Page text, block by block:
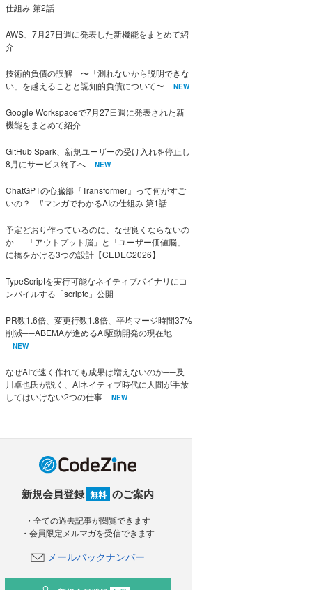
仕組み 第2話
AWS、7月27日週に発表した新機能をまとめて紹
介
技術的負債の誤解 〜「測れないから説明できな
い」を越えることと認知的負債について〜
NEW
Google Workspaceで7月27日週に発表された新
機能をまとめて紹介
GitHub Spark、新規ユーザーの受け入れを停止し
8月にサービス終了へ
NEW
ChatGPTの心臓部『Transformer』って何がすご
いの？ #マンガでわかるAIの仕組み 第1話
予定どおり作っているのに、なぜ良くならないの
か──「アウトプット脳」と「ユーザー価値脳」
に橋をかける3つの設計【CEDEC2026】
TypeScriptを実行可能なネイティブバイナリにコ
ンパイルする「scriptc」公開
PR数1.6倍、変更行数1.8倍、平均マージ時間37%
削減──ABEMAが進めるAI駆動開発の現在地
NEW
なぜAIで速く作れても成果は増えないのか──及
川卓也氏が説く、AIネイティブ時代に人間が手放
してはいけない2つの仕事
NEW
新規会員登録 無料 のご案内
・全ての過去記事が閲覧できます
・会員限定メルマガを受信できます
メールバックナンバー